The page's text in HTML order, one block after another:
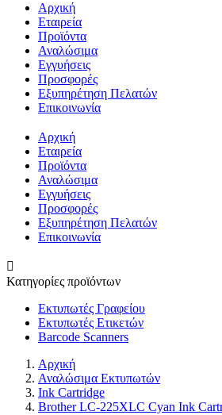
Αρχική
Εταιρεία
Προϊόντα
Αναλώσιμα
Εγγυήσεις
Προσφορές
Εξυπηρέτηση Πελατών
Επικοινωνία
Αρχική
Εταιρεία
Προϊόντα
Αναλώσιμα
Εγγυήσεις
Προσφορές
Εξυπηρέτηση Πελατών
Επικοινωνία

Κατηγορίες προϊόντων
Εκτυπωτές Γραφείου
Εκτυπωτές Ετικετών
Barcode Scanners
Αρχική
Αναλώσιμα Εκτυπωτών
Ink Cartridge
Brother LC-225XLC Cyan Ink